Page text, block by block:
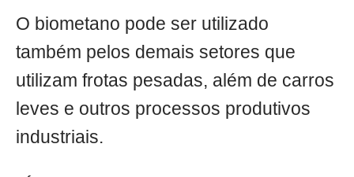
O biometano pode ser utilizado
também pelos demais setores que
utilizam frotas pesadas, além de carros
leves e outros processos produtivos
industriais.